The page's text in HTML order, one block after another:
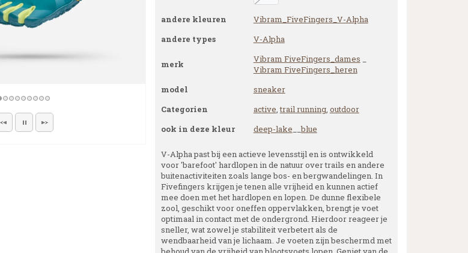
andere kleuren
Vibram_FiveFingers_V-Alpha
andere types
V-Alpha
merk Vibram FiveFingers_dames
Vibram FiveFingers_heren
model
sneaker
Categorien
active,trail running, outdoor
ook in deze kleur
deep-lake __blue
V-Alpha past bij een actieve levensstijl en is ontwikkeld
voor 'barefoot' hardlopen in de natuur over trails en andere
buitenactiviteiten zoals lange bos- en bergwandelingen. In
Fivefingers krijgen je tenen alle vrijheid en kunnen actief
mee doen met het hardlopen en lopen. De dunne flexibele
zool, geschikt voor oneffen oppervlakken, brengt je voet
optimaal in contact met de ondergrond. Hierdoor reageer je
sneller, wat zowel je stabiliteit verbetert als de
wendbaarheid van je lichaam. Je voeten zijn beschermd met